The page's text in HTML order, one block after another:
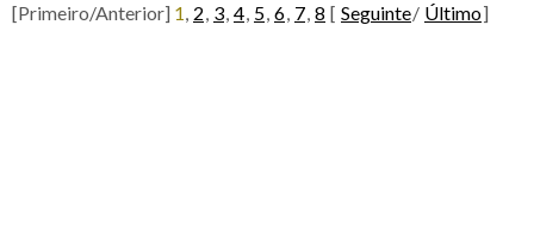
[Primeiro/Anterior] 1, 2, 3, 4, 5, 6, 7, 8 [ Seguinte/ Último]